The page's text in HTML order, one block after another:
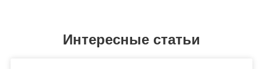
Интересные статьи